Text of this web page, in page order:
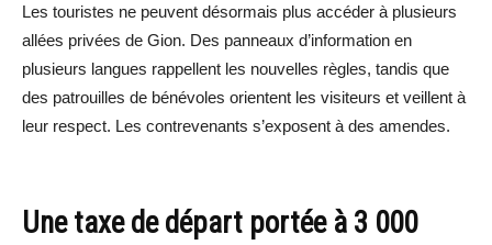
Les touristes ne peuvent désormais plus accéder à plusieurs
allées privées de Gion. Des panneaux d’information en
plusieurs langues rappellent les nouvelles règles, tandis que
des patrouilles de bénévoles orientent les visiteurs et veillent à
leur respect. Les contrevenants s’exposent à des amendes.
Une taxe de départ portée à 3 000